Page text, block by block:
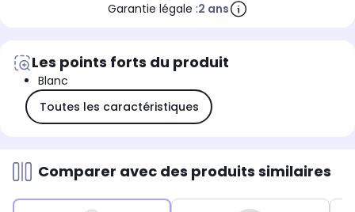
Garantie légale :2 ans
Les points forts du produit
Blanc
Toutes les caractéristiques
Comparer avec des produits similaires